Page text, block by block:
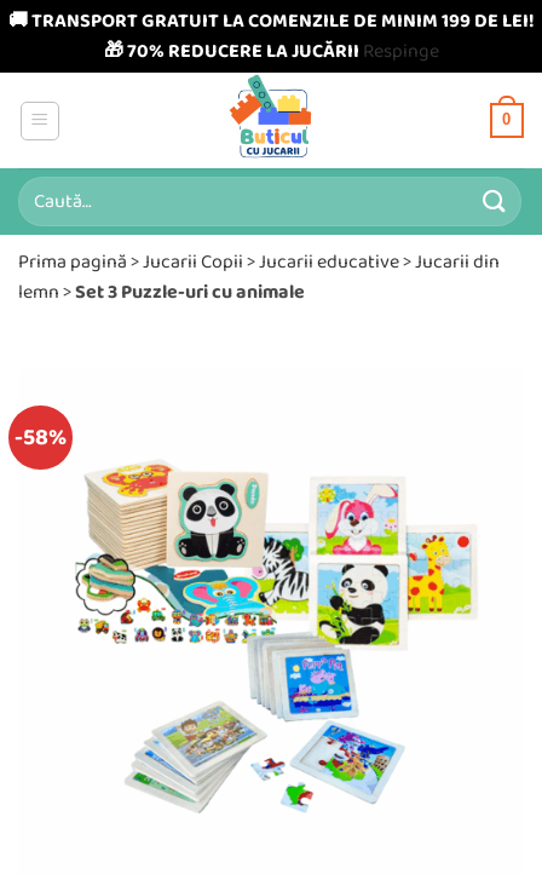
🚚 TRANSPORT GRATUIT LA COMENZILE DE MINIM 199 DE LEI!
🎁 70% REDUCERE LA JUCĂRII Respinge
content
0
Caută
după:
Prima pagină>Jucarii Copii>Jucarii educative>Jucarii din
lemn>Set 3 Puzzle-uri cu animale
-58%